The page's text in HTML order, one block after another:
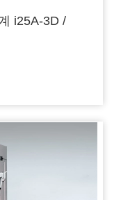
i25A-3D /